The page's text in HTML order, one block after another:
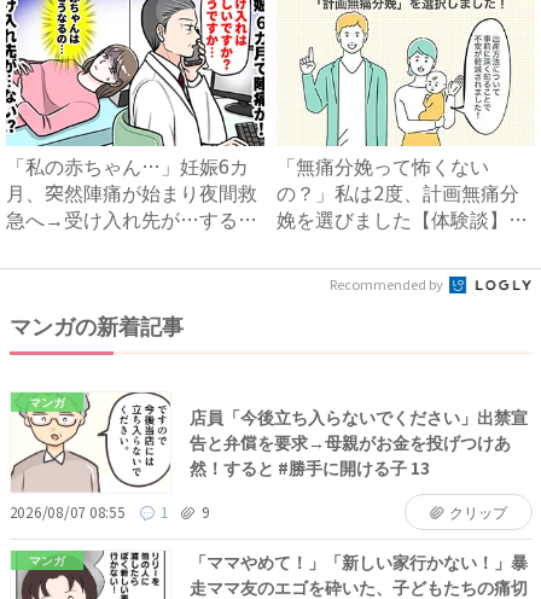
「私の赤ちゃん…」妊娠6カ
月、突然陣痛が始まり夜間救
急へ→受け入れ先が…すると
「無痛分娩って怖くない
の？」私は2度、計画無痛分
娩を選びました【体験談】｜
Recommended by
マンガの新着記事
マンガ
店員「今後立ち入らないでください」出禁宣
告と弁償を要求→母親がお金を投げつけあ
然！すると #勝手に開ける子 13
2026/08/07 08:55 1 9 クリップ
マンガ
「ママやめて！」「新しい家行かない！」暴
走ママ友のエゴを砕いた、子どもたちの痛切